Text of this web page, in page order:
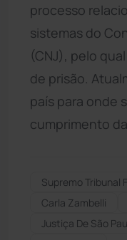
processo
sistemas do
(CNJ), pelo
de prisão.
país para onde
cumprimento
Supremo Tribunal
Carla Zambelli
Justiça De São